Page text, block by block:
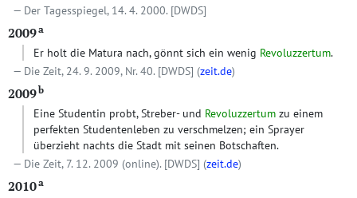
Der Tagesspiegel, 14. 4. 2000. [DWDS]
2009a
Er holt die Matura nach, gönnt sich ein wenig Revoluzzertum.
Die Zeit, 24. 9. 2009, Nr. 40. [DWDS] (zeit.de)
2009b
Eine Studentin probt, Streber- und Revoluzzertum zu einem
perfekten Studentenleben zu verschmelzen; ein Sprayer
überzieht nachts die Stadt mit seinen Botschaften.
Die Zeit, 7. 12. 2009 (online). [DWDS] (zeit.de)
2010a